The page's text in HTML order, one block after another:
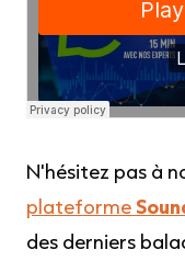
N'hésitez pas à
plateforme
des derniers